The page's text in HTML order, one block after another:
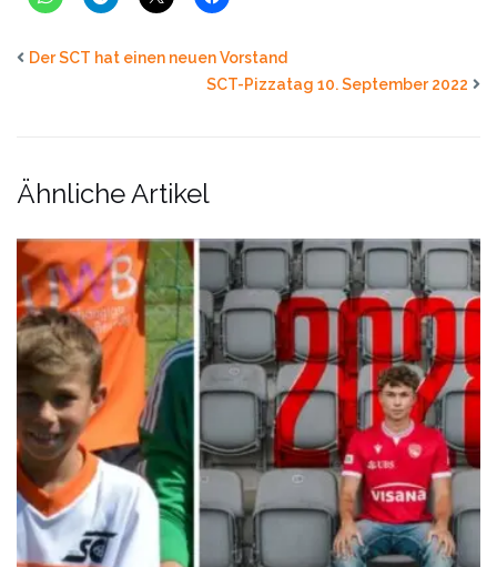
Der SCT hat einen neuen Vorstand
SCT-Pizzatag 10. September 2022
Ähnliche Artikel